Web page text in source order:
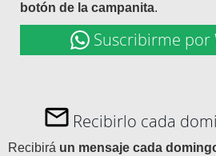
botón de la campanita.
Suscribirme por
Recibirlo cada
Recibirá un mensaje cada